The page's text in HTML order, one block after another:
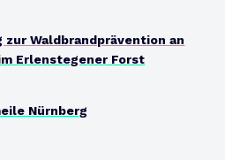
Waldbrandprävention an
Erlenstegener Forst
Nürnberg